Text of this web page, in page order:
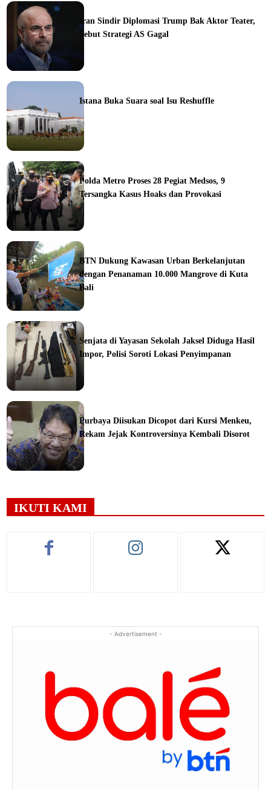
Iran Sindir Diplomasi Trump Bak Aktor Teater,
Sebut Strategi AS Gagal
Istana Buka Suara soal Isu Reshuffle
Polda Metro Proses 28 Pegiat Medsos, 9
Tersangka Kasus Hoaks dan Provokasi
BTN Dukung Kawasan Urban Berkelanjutan
dengan Penanaman 10.000 Mangrove di Kuta
Bali
Senjata di Yayasan Sekolah Jaksel Diduga Hasil
Impor, Polisi Soroti Lokasi Penyimpanan
Purbaya Diisukan Dicopot dari Kursi Menkeu,
Rekam Jejak Kontroversinya Kembali Disorot
IKUTI KAMI
- Advertisement -